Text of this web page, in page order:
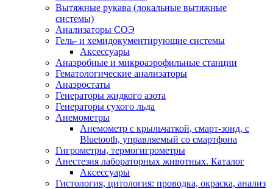
Вытяжные рукава (локальные вытяжные
системы)
Анализаторы СОЭ
Гель- и хемидокументирующие системы
Аксессуары
Анаэробные и микроаэрофильные станции
Гематологические анализаторы
Анаэростаты
Генераторы жидкого азота
Генераторы сухого льда
Анемометры
Анемометр с крыльчаткой, смарт-зонд, с
Bluetooth, управляемый со смартфона
Гигрометры, термогигрометры
Анестезия лабораторных животных. Каталог
Аксессуары
Гистология, цитология: проводка, окраска, анализ